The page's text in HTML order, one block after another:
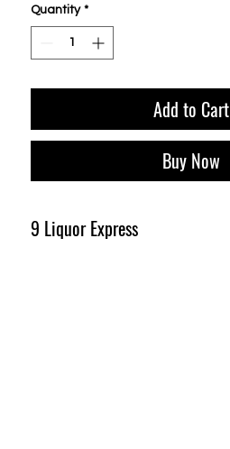
Quantity *
Add to Cart
Buy Now
9 Liquor Express